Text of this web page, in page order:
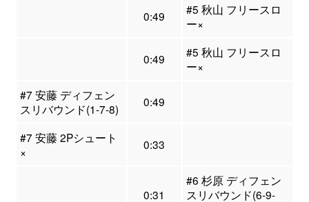
0:49
#5 秋山 フリースロ
ー×
0:49
#5 秋山 フリースロ
ー×
#7 安藤 ディフェン
スリバウンド(1-7-8)
0:49
#7 安藤 2Pシュート
×
0:33
0:31
#6 杉原 ディフェン
スリバウンド(6-9-